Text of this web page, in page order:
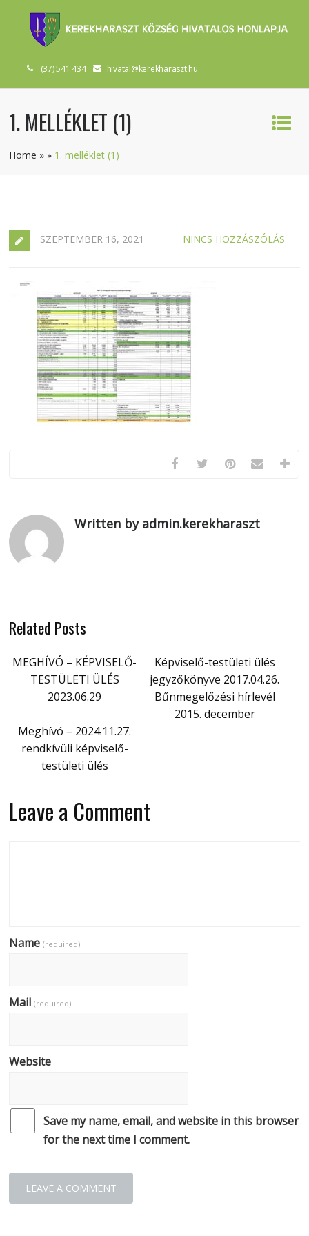
(37) 541 434 hivatal@kerekharaszt.hu
1. MELLÉKLET (1)
Home » » 1. melléklet (1)
SZEPTEMBER 16, 2021 NINCS HOZZÁSZÓLÁS
Written by admin.kerekharaszt
Related Posts
MEGHÍVÓ – KÉPVISELŐ-
TESTÜLETI ÜLÉS
2023.06.29
Képviselő-testületi ülés
jegyzőkönyve 2017.04.26.
Bűnmegelőzési hírlevél
2015. december
Meghívó – 2024.11.27.
rendkívüli képviselő-
testületi ülés
Leave a Comment
Name(required)
Mail(required)
Website
Save my name, email, and website in this browser
for the next time I comment.